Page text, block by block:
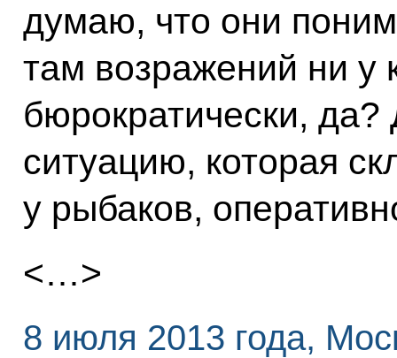
думаю, что они
там возражений ни у
бюрократически,
ситуацию, которая
у рыбаков,
<…>
8 июля 2013 года,